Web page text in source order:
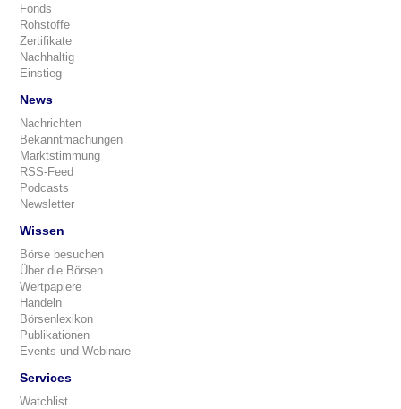
Fonds
Rohstoffe
Zertifikate
Nachhaltig
Einstieg
News
Nachrichten
Bekanntmachungen
Marktstimmung
RSS-Feed
Podcasts
Newsletter
Wissen
Börse besuchen
Über die Börsen
Wertpapiere
Handeln
Börsenlexikon
Publikationen
Events und Webinare
Services
Watchlist